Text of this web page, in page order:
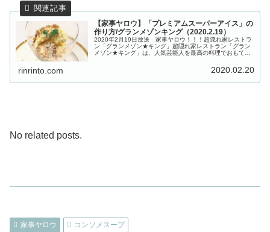
【家事ヤロウ】「プレミアムスーパーアイス」の
作り方/グランメゾンキング（2020.2.19）
2020年2月19日放送 家事ヤロウ！！！超隠れ家レストラ
ン「グランメゾン★キング」超隠れ家レストラン「グラン
メゾン★キング」は、人気芸能人を最高の料理でおもてな
rinrinto.com 2020.02.20
No related posts.
家事ヤロウ コンソメスープ